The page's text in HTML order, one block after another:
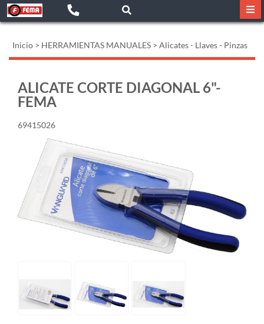
Inicio > HERRAMIENTAS MANUALES > Alicates - Llaves - Pinzas
ALICATE CORTE DIAGONAL 6"-
FEMA
69415026